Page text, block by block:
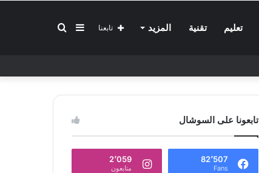
تعليم تقنية المزيد بحثإضافة
جانبي
تابعنا
تابعونا على السوشال
82٬507
Fans
2٬059
متابعون